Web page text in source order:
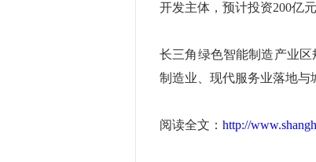
开发主体，预计投资200亿
长三角绿色智能制造产业
制造业、现代服务业落地与
阅读全文： http://